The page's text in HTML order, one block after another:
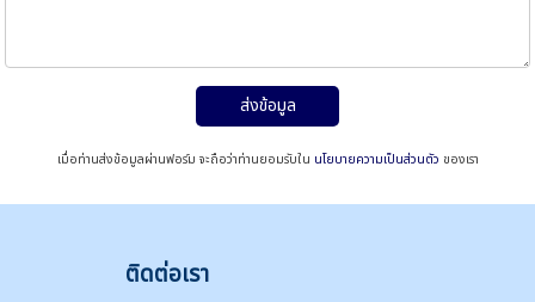
ส่งข้อมูล
เมื่อท่านส่งข้อมูลผ่านฟอร์ม จะถือว่าท่านยอมรับใน นโยบายความเป็นส่วนตัว ของเรา
ติดต่อเรา